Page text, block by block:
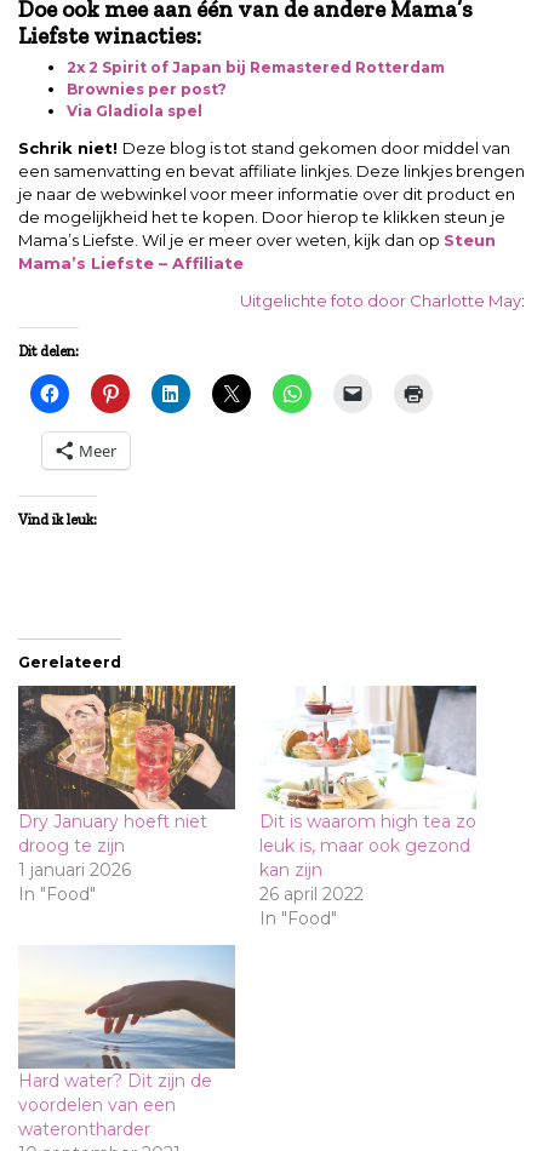
Doe ook mee aan één van de andere Mama’s
Liefste winacties:
2x 2 Spirit of Japan bij Remastered Rotterdam
Brownies per post?
Via Gladiola spel
Schrik niet! Deze blog is tot stand gekomen door middel van
een samenvatting en bevat affiliate linkjes. Deze linkjes brengen
je naar de webwinkel voor meer informatie over dit product en
de mogelijkheid het te kopen. Door hierop te klikken steun je
Mama’s Liefste. Wil je er meer over weten, kijk dan op Steun
Mama’s Liefste – Affiliate
Uitgelichte foto door Charlotte May:
Dit delen:
Meer
Vind ik leuk:
Gerelateerd
Dry January hoeft niet
droog te zijn
1 januari 2026
In "Food"
Dit is waarom high tea zo
leuk is, maar ook gezond
kan zijn
26 april 2022
In "Food"
Hard water? Dit zijn de
voordelen van een
waterontharder